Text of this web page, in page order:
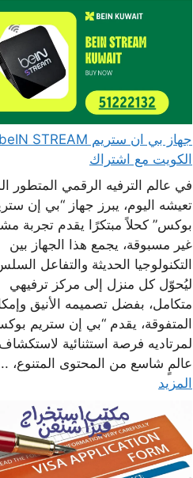
جهاز بي ان ستريم beIN STREAM
الكويت مع اشتراك
في عالم الترفيه الرقمي المتطور
تعيشه اليوم، يبرز جهاز “بي إن
بوكس” كحلاً مبتكرًا يقدم تجربة
غير مسبوقة، يجمع هذا الجهاز بين
التكنولوجيا الحديثة والتفاعل
ليُحوّل كل منزل إلى مركز ترفيهي
متكامل، بفضل تصميمه الأنيق
المتفوقة، يقدم “بي إن ستريم
لمرتاديه فرصة استثنائية لاستكشاف
عالمٍ شاسع من المحتوى المتنوع،
المزيد